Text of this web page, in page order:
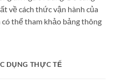
về cách thức vận hành của
thể tham khảo bảng thông
DỤNG THỰC TẾ